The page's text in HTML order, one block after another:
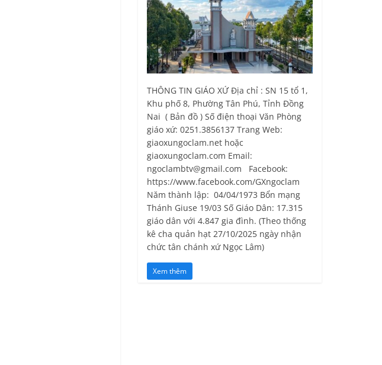
THÔNG TIN GIÁO XỨ Địa chỉ : SN 15 tổ 1,
Khu phố 8, Phường Tân Phú, Tỉnh Ðồng
Nai ( Bản đồ ) Số điện thoại Văn Phòng
giáo xứ: 0251.3856137 Trang Web:
giaoxungoclam.net hoặc
giaoxungoclam.com Email:
ngoclambtv@gmail.com Facebook:
https://www.facebook.com/GXngoclam
Năm thành lập: 04/04/1973 Bổn mạng
Thánh Giuse 19/03 Số Giáo Dân: 17.315
giáo dân với 4.847 gia đình. (Theo thống
kê cha quản hạt 27/10/2025 ngày nhận
chức tân chánh xứ Ngọc Lâm)
Xem thêm